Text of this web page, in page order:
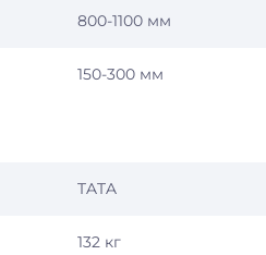
800-1100 мм
150-300 мм
TATA
132 кг